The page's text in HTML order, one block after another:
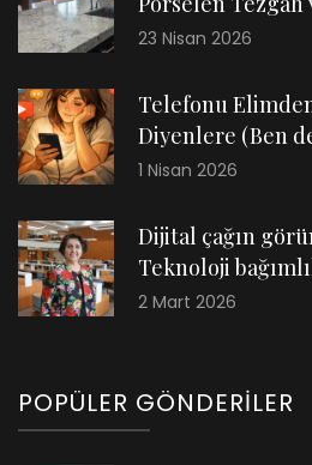
23 Nisan 2026
Telefonu
Diyenlere (Ben
1 Nisan 2026
Dijital çağın
Teknoloji
2 Mart 2026
POPÜLER GÖNDERILER